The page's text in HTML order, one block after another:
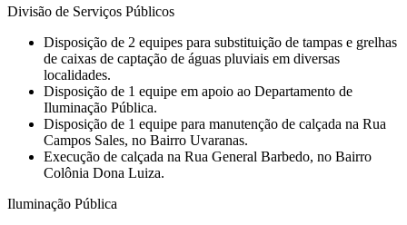
Divisão de Serviços Públicos
Disposição de 2 equipes para substituição de tampas e grelhas
de caixas de captação de águas pluviais em diversas
localidades.
Disposição de 1 equipe em apoio ao Departamento de
Iluminação Pública.
Disposição de 1 equipe para manutenção de calçada na Rua
Campos Sales, no Bairro Uvaranas.
⁠Execução de calçada na Rua General Barbedo, no Bairro
Colônia Dona Luiza.
Iluminação Pública